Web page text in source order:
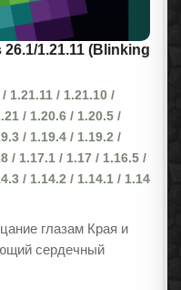
1.21.11 (Blinking
1.21.11 / 1.21.10 /
/ 1.20.6 / 1.20.5 /
/ 1.19.4 / 1.19.2 /
/ 1.17.1 / 1.17 / 1.16.5 /
/ 1.14.2 / 1.14.1 / 1.14
глазам Края и
сердечный